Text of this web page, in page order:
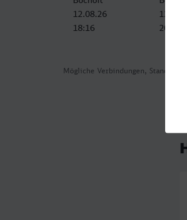
Mögliche Verbindungen, Stand:
12.08.26
18:16
20:54